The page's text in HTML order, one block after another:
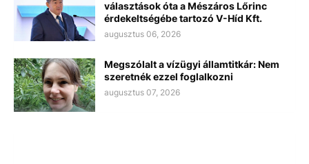
választások óta a Mészáros Lőrinc
érdekeltségébe tartozó V-Híd Kft.
augusztus 06, 2026
Megszólalt a vízügyi államtitkár: Nem
szeretnék ezzel foglalkozni
augusztus 07, 2026